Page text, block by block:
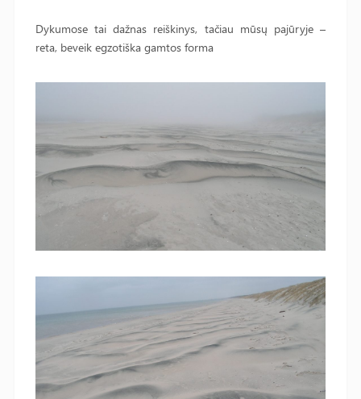
Dykumose tai dažnas reiškinys, tačiau mūsų pajūryje –
reta, beveik egzotiška gamtos forma